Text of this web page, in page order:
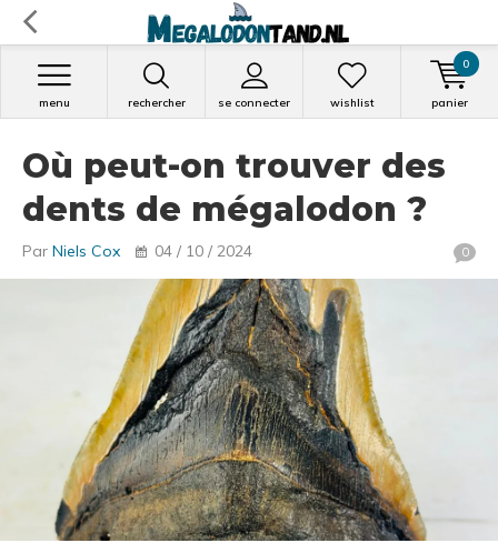
rechercher se connecter
menu wishlist panier
0
Où peut-on trouver des
dents de mégalodon ?
Par Niels Cox 04 / 10 / 2024 0